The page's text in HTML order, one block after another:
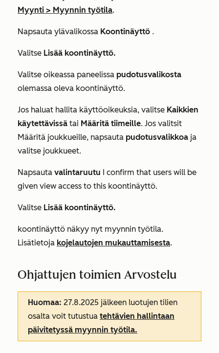
Myynti > Myynnin työtila.
Napsauta ylävalikossa Koontinäyttö .
Valitse Lisää koontinäyttö.
Valitse oikeassa paneelissa pudotusvalikosta
olemassa oleva koontinäyttö.
Jos haluat hallita käyttöoikeuksia, valitse Kaikkien
käytettävissä tai Määritä tiimeille. Jos valitsit
Määritä joukkueille, napsauta pudotusvalikkoa ja
valitse joukkueet.
Napsauta valintaruutu I confirm that users will be
given view access to this koontinäyttö.
Valitse Lisää koontinäyttö.
koontinäyttö näkyy nyt myynnin työtila.
Lisätietoja kojelautojen mukauttamisesta.
Ohjattujen toimien Arvostelu
Huomaa: 27.8.2025 jälkeen luotujen tilien
osalta voit tutustua tehtävien hallintaan
päivitetyssä myynnin työtila.